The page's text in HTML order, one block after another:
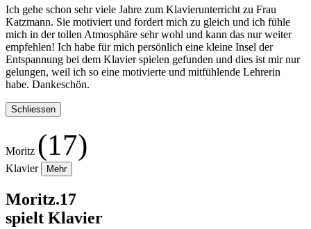
Ich gehe schon sehr viele Jahre zum Klavierunterricht zu Frau
Katzmann. Sie motiviert und fordert mich zu gleich und ich fühle
mich in der tollen Atmosphäre sehr wohl und kann das nur weiter
empfehlen! Ich habe für mich persönlich eine kleine Insel der
Entspannung bei dem Klavier spielen gefunden und dies ist mir nur
gelungen, weil ich so eine motivierte und mitfühlende Lehrerin
habe. Dankeschön.
Schliessen
Moritz (17)
Klavier Mehr
Moritz.17
spielt Klavier